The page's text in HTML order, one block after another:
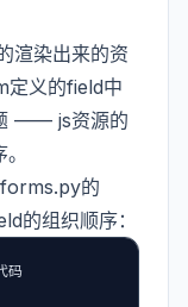
渲染出来的资
定义的field中
—— js资源的
的
的组织顺序：
码